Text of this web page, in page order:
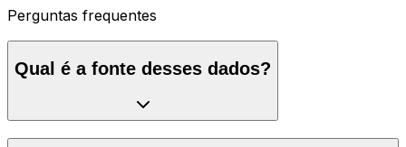
Perguntas frequentes
Qual é a fonte desses dados?